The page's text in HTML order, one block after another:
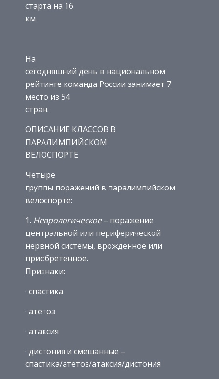
старта на 16
км.
На
сегодняшний день в национальном
рейтинге команда России занимает 7
место из 54
стран.
ОПИСАНИЕ КЛАССОВ В
ПАРАЛИМПИЙСКОМ
ВЕЛОСПОРТЕ
Четыре
группы поражений в паралимпийском
велоспорте:
1. Неврологическое– поражение
центральной или периферической
нервной системы, врожденное или
приобретенное.
Признаки:
· спастика
· атетоз
· атаксия
· дистония и смешанные –
спастика/атетоз/атаксия/дистония